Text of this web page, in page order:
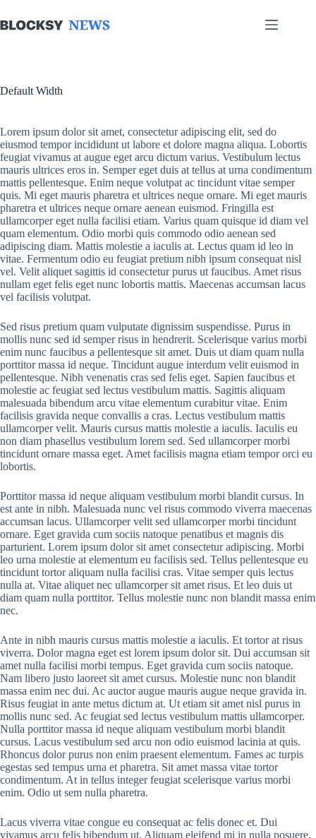
to
content
Default Width
Lorem ipsum dolor sit amet, consectetur adipiscing elit, sed do
eiusmod tempor incididunt ut labore et dolore magna aliqua. Lobortis
feugiat vivamus at augue eget arcu dictum varius. Vestibulum lectus
mauris ultrices eros in. Semper eget duis at tellus at urna condimentum
mattis pellentesque. Enim neque volutpat ac tincidunt vitae semper
quis. Mi eget mauris pharetra et ultrices neque ornare. Mi eget mauris
pharetra et ultrices neque ornare aenean euismod. Fringilla est
ullamcorper eget nulla facilisi etiam. Varius quam quisque id diam vel
quam elementum. Odio morbi quis commodo odio aenean sed
adipiscing diam. Mattis molestie a iaculis at. Lectus quam id leo in
vitae. Fermentum odio eu feugiat pretium nibh ipsum consequat nisl
vel. Velit aliquet sagittis id consectetur purus ut faucibus. Amet risus
nullam eget felis eget nunc lobortis mattis. Maecenas accumsan lacus
vel facilisis volutpat.
Sed risus pretium quam vulputate dignissim suspendisse. Purus in
mollis nunc sed id semper risus in hendrerit. Scelerisque varius morbi
enim nunc faucibus a pellentesque sit amet. Duis ut diam quam nulla
porttitor massa id neque. Tincidunt augue interdum velit euismod in
pellentesque. Nibh venenatis cras sed felis eget. Sapien faucibus et
molestie ac feugiat sed lectus vestibulum mattis. Sagittis aliquam
malesuada bibendum arcu vitae elementum curabitur vitae. Enim
facilisis gravida neque convallis a cras. Lectus vestibulum mattis
ullamcorper velit. Mauris cursus mattis molestie a iaculis. Iaculis eu
non diam phasellus vestibulum lorem sed. Sed ullamcorper morbi
tincidunt ornare massa eget. Amet facilisis magna etiam tempor orci eu
lobortis.
Porttitor massa id neque aliquam vestibulum morbi blandit cursus. In
est ante in nibh. Malesuada nunc vel risus commodo viverra maecenas
accumsan lacus. Ullamcorper velit sed ullamcorper morbi tincidunt
ornare. Eget gravida cum sociis natoque penatibus et magnis dis
parturient. Lorem ipsum dolor sit amet consectetur adipiscing. Morbi
leo urna molestie at elementum eu facilisis sed. Tellus pellentesque eu
tincidunt tortor aliquam nulla facilisi cras. Vitae semper quis lectus
nulla at. Vitae aliquet nec ullamcorper sit amet risus. Et leo duis ut
diam quam nulla porttitor. Tellus molestie nunc non blandit massa enim
nec.
Ante in nibh mauris cursus mattis molestie a iaculis. Et tortor at risus
viverra. Dolor magna eget est lorem ipsum dolor sit. Dui accumsan sit
amet nulla facilisi morbi tempus. Eget gravida cum sociis natoque.
Nam libero justo laoreet sit amet cursus. Molestie nunc non blandit
massa enim nec dui. Ac auctor augue mauris augue neque gravida in.
Risus feugiat in ante metus dictum at. Ut etiam sit amet nisl purus in
mollis nunc sed. Ac feugiat sed lectus vestibulum mattis ullamcorper.
Nulla porttitor massa id neque aliquam vestibulum morbi blandit
cursus. Lacus vestibulum sed arcu non odio euismod lacinia at quis.
Rhoncus dolor purus non enim praesent elementum. Fames ac turpis
egestas sed tempus urna et pharetra. Sit amet massa vitae tortor
condimentum. At in tellus integer feugiat scelerisque varius morbi
enim. Odio ut sem nulla pharetra.
Lacus viverra vitae congue eu consequat ac felis donec et. Dui
vivamus arcu felis bibendum ut. Aliquam eleifend mi in nulla posuere.